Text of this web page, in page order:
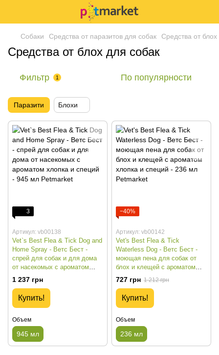
Собаки Средства от паразитов для собак Средства от
Средства от блох для собак
Фильтр 1 По популярности
Паразити Блохи
3
Артикул: vb00138
Vet`s Best Flea & Tick Dog and
Home Spray - Ветс Бест -
спрей для собак и для дома
от насекомых с ароматом
хлопка и специй - 945 мл
1 237 грн
Купить!
Объем
945 мл
−40%
Артикул: vb00142
Vet's Best Flea & Tick
Waterless Dog - Ветс Бест -
моющая пена для собак от
блох и клещей с ароматом
хлопка и специй - 236 мл
727 грн 1 212 грн
Купить!
Объем
236 мл